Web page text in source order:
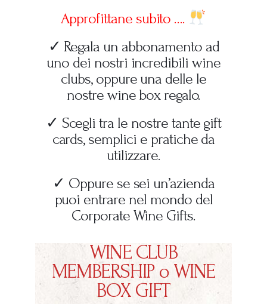
Approfittane subito ….
✓ Regala un abbonamento ad
uno dei nostri incredibili wine
clubs, oppure una delle le
nostre wine box regalo.
✓ Scegli tra le nostre tante gift
cards, semplici e pratiche da
utilizzare.
✓ Oppure se sei un’azienda
puoi entrare nel mondo del
Corporate Wine Gifts.
WINE CLUB
MEMBERSHIP o WINE
BOX GIFT